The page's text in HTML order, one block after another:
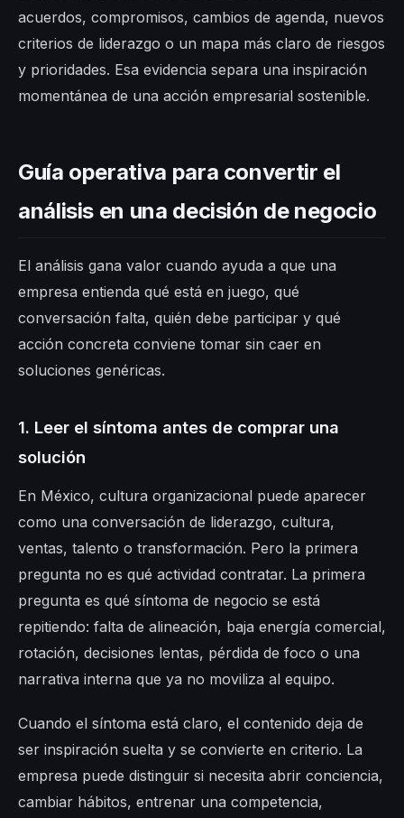
acuerdos, compromisos, cambios de agenda, nuevos
criterios de liderazgo o un mapa más claro de riesgos
y prioridades. Esa evidencia separa una inspiración
momentánea de una acción empresarial sostenible.
Guía operativa para convertir el
análisis en una decisión de negocio
El análisis gana valor cuando ayuda a que una
empresa entienda qué está en juego, qué
conversación falta, quién debe participar y qué
acción concreta conviene tomar sin caer en
soluciones genéricas.
1. Leer el síntoma antes de comprar una
solución
En México, cultura organizacional puede aparecer
como una conversación de liderazgo, cultura,
ventas, talento o transformación. Pero la primera
pregunta no es qué actividad contratar. La primera
pregunta es qué síntoma de negocio se está
repitiendo: falta de alineación, baja energía comercial,
rotación, decisiones lentas, pérdida de foco o una
narrativa interna que ya no moviliza al equipo.
Cuando el síntoma está claro, el contenido deja de
ser inspiración suelta y se convierte en criterio. La
empresa puede distinguir si necesita abrir conciencia,
cambiar hábitos, entrenar una competencia,